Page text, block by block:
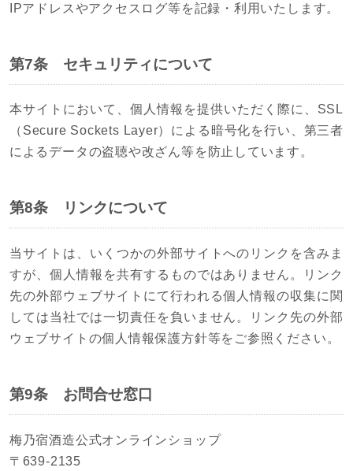
IPアドレスやアクセスログ等を記録・利用いたします。
第7条 セキュリティについて
本サイトにおいて、個人情報を提供いただく際に、SSL
（Secure Sockets Layer）による暗号化を行い、第三者
によるデータの盗聴や改ざん等を防止しています。
第8条 リンクについて
当サイトは、いくつかの外部サイトへのリンクを含みま
すが、個人情報を共有するものではありません。リンク
先の外部ウェブサイトにて行われる個人情報の収集に関
しては当社では一切責任を負いません。リンク先の外部
ウェブサイトの個人情報保護方針等をご参照ください。
第9条 お問合せ窓口
梅乃宿酒造公式オンラインショップ
〒639-2135